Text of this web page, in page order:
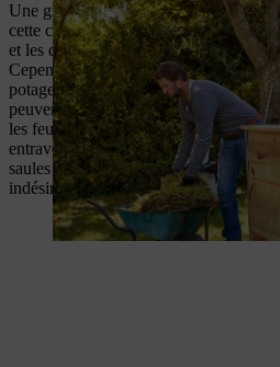
Une grande partie de vos déchets
cette couche de votre potager surélevé.
et les déchets de plantes vivaces et
Cependant, certaines matières doivent
potagers en hauteur : les déchets de
peuvent nuire aux conditions de
les feuilles de chêne et de noyer sont
entraver la croissance des plantes ;
saules et égopodes peuvent resurgir et
indésirables à votre potager.